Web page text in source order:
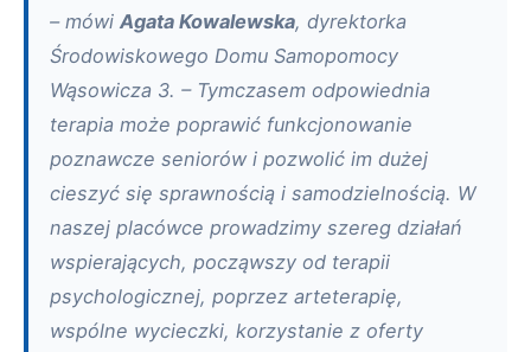
– mówi Agata Kowalewska, dyrektorka
Środowiskowego Domu Samopomocy
Wąsowicza 3. – Tymczasem odpowiednia
terapia może poprawić funkcjonowanie
poznawcze seniorów i pozwolić im dużej
cieszyć się sprawnością i samodzielnością. W
naszej placówce prowadzimy szereg działań
wspierających, począwszy od terapii
psychologicznej, poprzez arteterapię,
wspólne wycieczki, korzystanie z oferty